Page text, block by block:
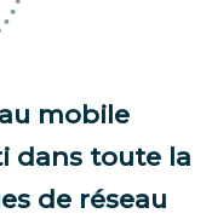
mobile
dans toute la
de réseau